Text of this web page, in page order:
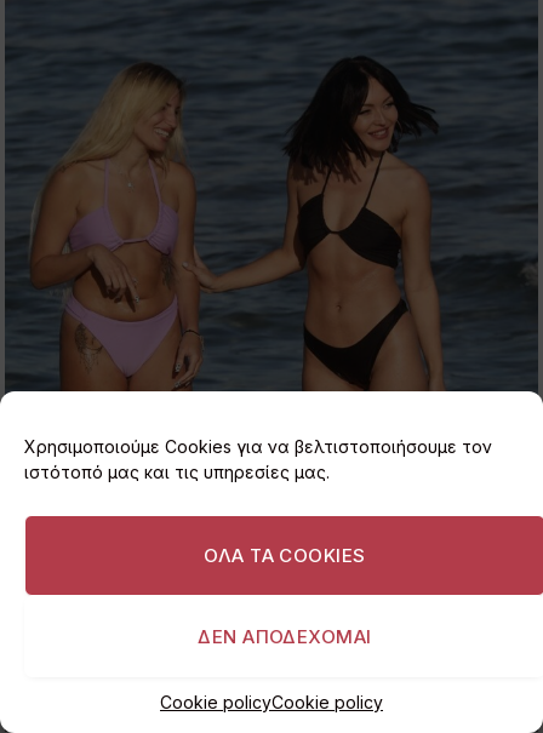
Χρησιμοποιούμε Cookies για να βελτιστοποιήσουμε τον
ιστότοπό μας και τις υπηρεσίες μας.
ΟΛΑ ΤΑ COOKIES
ΔΕΝ ΑΠΟΔΕΧΟΜΑΙ
Cookie policyCookie policy